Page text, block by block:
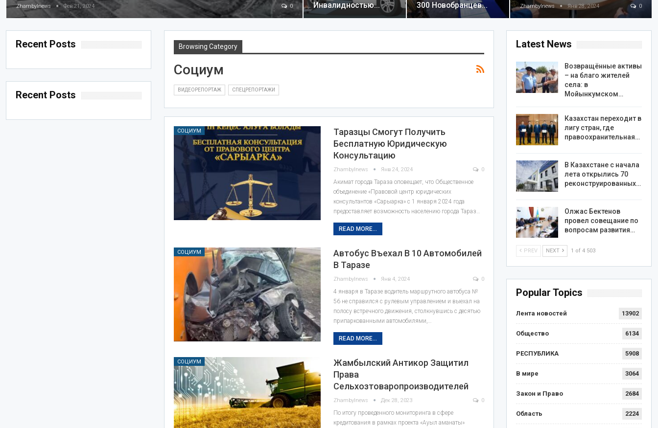
Zhambylnews Фев 21, 2024 0
Инвалидностью…
300 Новобранцев…
Zhambylnews Янв 28, 2024 0
Browsing Category
Социум
ВИДЕОРЕПОРТАЖ СПЕЦРЕПОРТАЖИ
СОЦИУМ
Таразцы Смогут Получить
Бесплатную Юридическую
Консультацию
Zhambylnews Янв 24, 2024 0
Акимат города Тараза оповещает, что Общественное
объединение «Правовой центр юридических
консультантов «Сарыарка» с 1 января 2024 года
предоставляет возможность населению города Тараз…
READ MORE...
СОЦИУМ
Автобус Въехал В 10 Автомобилей
В Таразе
Zhambylnews Янв 4, 2024 0
4 января в Таразе водитель маршрутного автобуса №
56 не справился с рулевым управлением и выехал на
полосу встречного движения, столкнувшись с десятью
припаркованными автомобилями,…
READ MORE...
СОЦИУМ
Жамбылский Антикор Защитил
Права
Сельхозтоваропроизводителей
Zhambylnews Дек 28, 2023 0
По итогу проведенного мониторинга в сфере
кредитования в рамках проекта «Ауыл аманаты»
Latest News
Возвращённые активы
– на благо жителей
села: в
Мойынкумском…
Казахстан переходит в
лигу стран, где
правоохранительная…
В Казахстане с начала
лета открылись 70
реконструированных…
Олжас Бектенов
провел совещание по
вопросам развития…
PREV NEXT 1 of 4 503
Popular Topics
Лента новостей 13902
Общество 6134
РЕСПУБЛИКА 5908
В мире 3064
Закон и Право 2684
Область 2224
Recent Posts
Recent Posts